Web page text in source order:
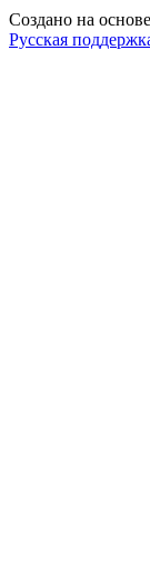
Создано на основе
Русская